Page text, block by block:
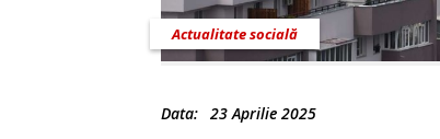
Actualitate socială
Data: 23 Aprilie 2025